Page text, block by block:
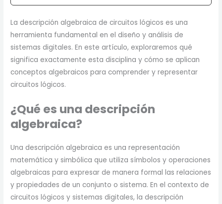
La descripción algebraica de circuitos lógicos es una
herramienta fundamental en el diseño y análisis de
sistemas digitales. En este artículo, exploraremos qué
significa exactamente esta disciplina y cómo se aplican
conceptos algebraicos para comprender y representar
circuitos lógicos.
¿Qué es una descripción
algebraica?
Una descripción algebraica es una representación
matemática y simbólica que utiliza símbolos y operaciones
algebraicas para expresar de manera formal las relaciones
y propiedades de un conjunto o sistema. En el contexto de
circuitos lógicos y sistemas digitales, la descripción